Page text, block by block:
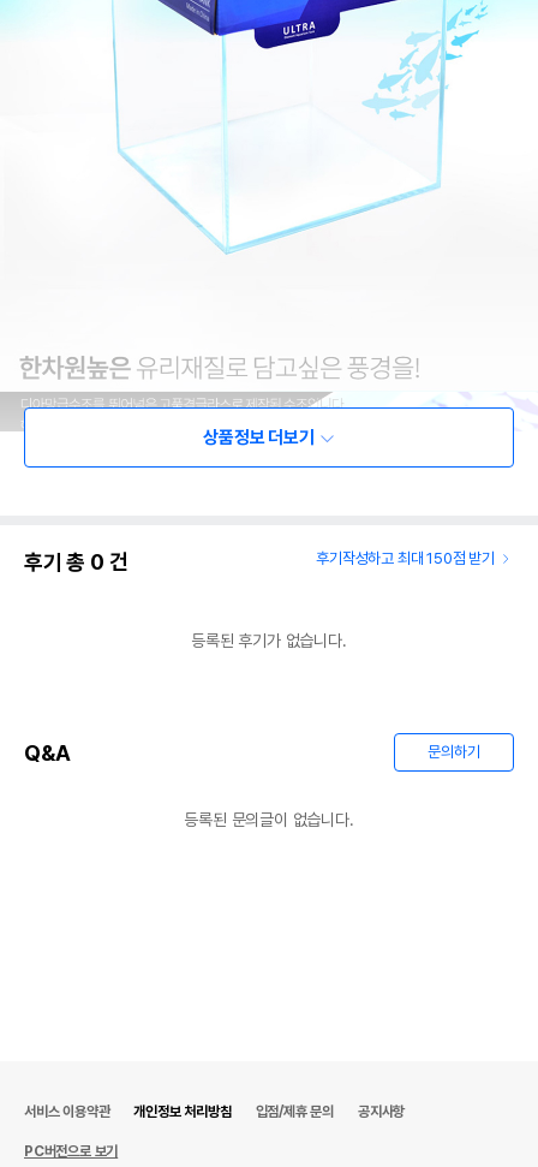
상품정보 더보기
후기 총 0 건 후기작성하고 최대 150점 받기
등록된 후기가 없습니다.
Q&A 문의하기
등록된 문의글이 없습니다.
서비스 이용약관 개인정보 처리방침 입점/제휴 문의 공지사항
PC버전으로 보기